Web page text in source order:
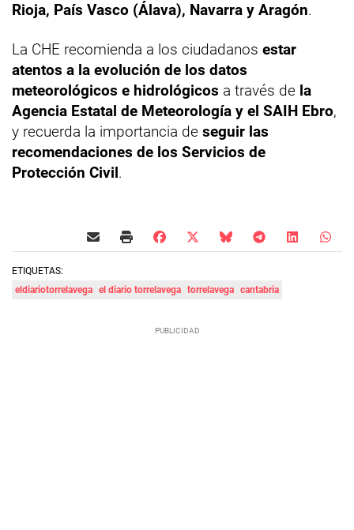
Rioja, País Vasco (Álava), Navarra y Aragón.
La CHE recomienda a los ciudadanos estar
atentos a la evolución de los datos
meteorológicos e hidrológicos a través de la
Agencia Estatal de Meteorología y el SAIH Ebro,
y recuerda la importancia de seguir las
recomendaciones de los Servicios de
Protección Civil.
ETIQUETAS:
eldiariotorrelavega el diario torrelavega torrelavega cantabria